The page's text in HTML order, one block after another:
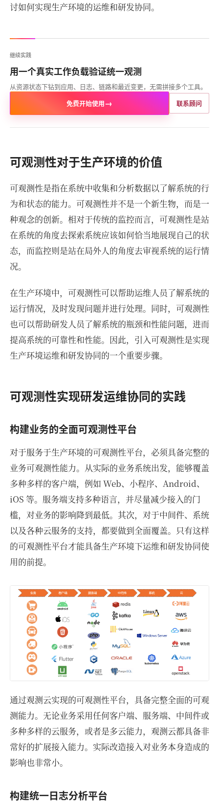
讨如何实现生产环境的运维和研发协同。
继续实践
用一个真实工作负载验证统一观测
从资源状态下钻到应用、日志、链路和最近变更，无需拼接多个工具。
免费开始使用→ 联系顾问
可观测性对于生产环境的价值
可观测性是指在系统中收集和分析数据以了解系统的行
为和状态的能力。可观测性并不是一个新生物，而是一
种观念的创新。相对于传统的监控而言，可观测性是站
在系统的角度去探索系统应该如何恰当地展现自己的状
态，而监控则是站在局外人的角度去审视系统的运行情
况。
在生产环境中，可观测性可以帮助运维人员了解系统的
运行情况，及时发现问题并进行处理。同时，可观测性
也可以帮助研发人员了解系统的瓶颈和性能问题，进而
提高系统的可靠性和性能。因此，引入可观测性是实现
生产环境运维和研发协同的一个重要步骤。
可观测性实现研发运维协同的实践
构建业务的全面可观测性平台
对于服务于生产环境的可观测性平台，必须具备完整的
业务可观测性能力。从实际的业务系统出发，能够覆盖
多种多样的客户端，例如 Web、小程序、Android、
iOS 等。服务端支持多种语言，并尽量减少接入的门
槛，对业务的影响降到最低。其次，对于中间件、系统
以及各种云服务的支持，都要做到全面覆盖。只有这样
的可观测性平台才能具备生产环境下运维和研发协同使
用的前提。
通过观测云实现的可观测性平台，具备完整全面的可观
测能力。无论业务采用任何客户端、服务端、中间件或
多种多样的云服务，或者是多云能力，观测云都具备非
常好的扩展接入能力。实际改造接入对业务本身造成的
影响也非常小。
构建统一日志分析平台